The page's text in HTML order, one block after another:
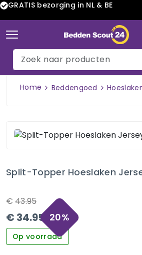
GRATIS bezorging in NL & BE
Home Beddengoed
Split-Topper Hoeslaken
€ 43.95
€ 34.95 20%
Op voorraad